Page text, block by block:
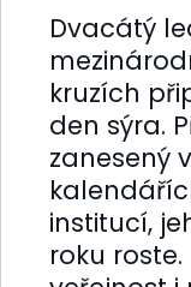
Dvacátý
kruzích
den sýra.
zanesený
institucí,
roku